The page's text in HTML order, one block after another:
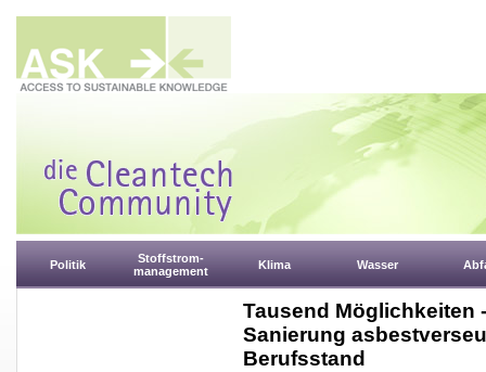
Politik
Stoffstrom-
management
Klima Wasser
Tausend Möglichkeiten
Sanierung
Berufsstand